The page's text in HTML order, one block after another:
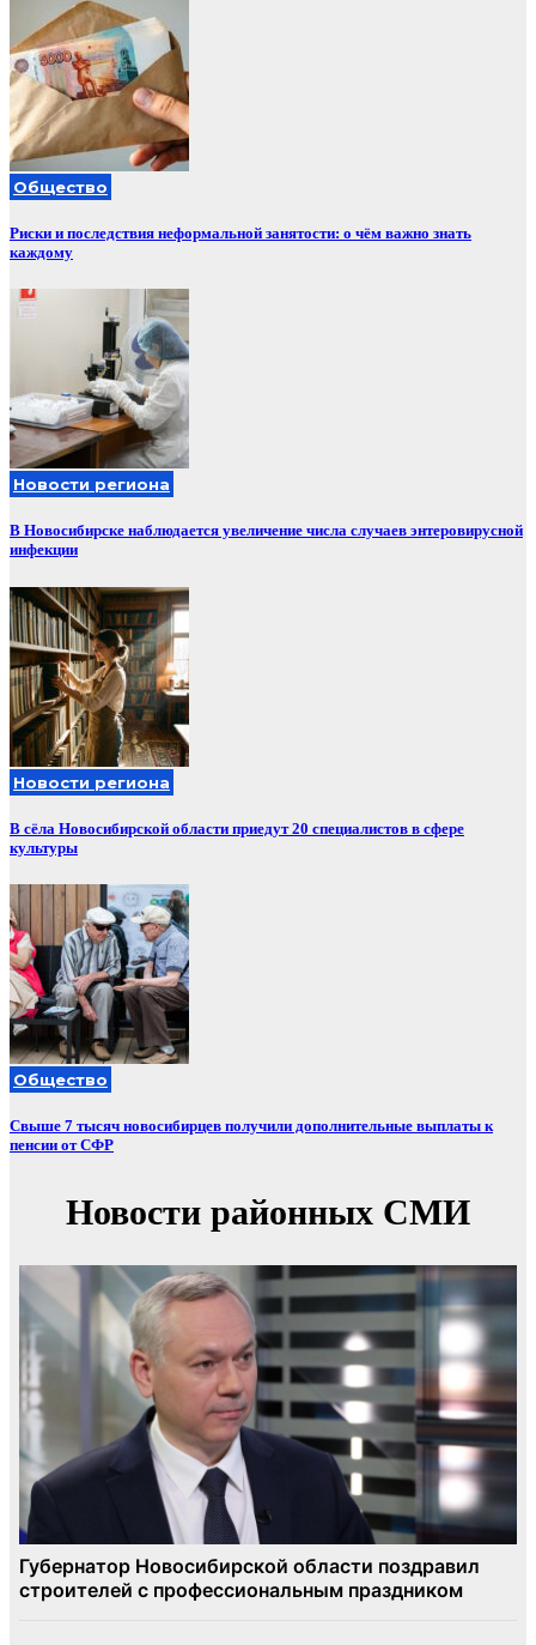
Общество
Риски и последствия неформальной занятости: о чём важно знать
каждому
Новости региона
В Новосибирске наблюдается увеличение числа случаев энтеровирусной
инфекции
Новости региона
В сёла Новосибирской области приедут 20 специалистов в сфере
культуры
Общество
Свыше 7 тысяч новосибирцев получили дополнительные выплаты к
пенсии от СФР